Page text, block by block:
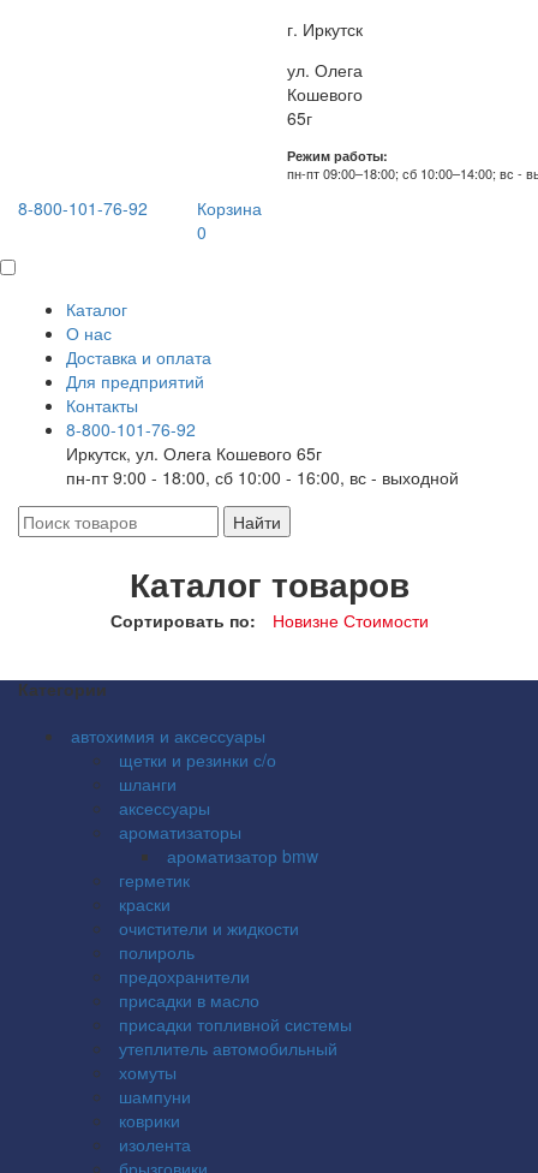
г. Иркутск
ул. Олега
Кошевого
65г
Режим работы:
пн-пт 09:00–18:00; сб 10:00–14:00; вс -
8-800-101-76-92
Корзина
0
Каталог
О нас
Доставка и оплата
Для предприятий
Контакты
8-800-101-76-92
Иркутск, ул. Олега Кошевого 65г
пн-пт 9:00 - 18:00, сб 10:00 - 16:00, вс - выходной
Каталог товаров
Сортировать по: Новизне Стоимости
Категории
автохимия и аксессуары
щетки и резинки с/о
шланги
аксессуары
ароматизаторы
ароматизатор bmw
герметик
краски
очистители и жидкости
полироль
предохранители
присадки в масло
присадки топливной системы
утеплитель автомобильный
хомуты
шампуни
коврики
изолента
брызговики